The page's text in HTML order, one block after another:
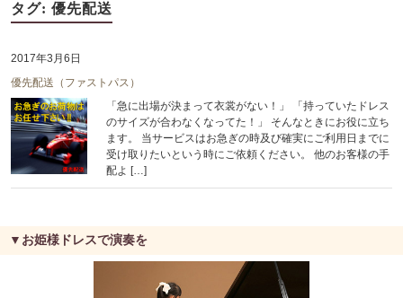
タグ: 優先配送
2017年3月6日
優先配送（ファストパス）
「急に出場が決まって衣裳がない！」 「持っていたドレス
のサイズが合わなくなってた！」 そんなときにお役に立ち
ます。 当サービスはお急ぎの時及び確実にご利用日までに
受け取りたいという時にご依頼ください。 他のお客様の手
配よ […]
▼お姫様ドレスで演奏を